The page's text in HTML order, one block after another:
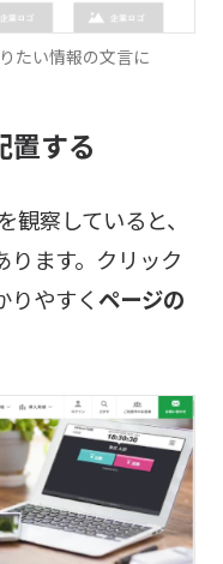
たい情報の文言に
置する
察していると、
ります。クリック
りやすくページの